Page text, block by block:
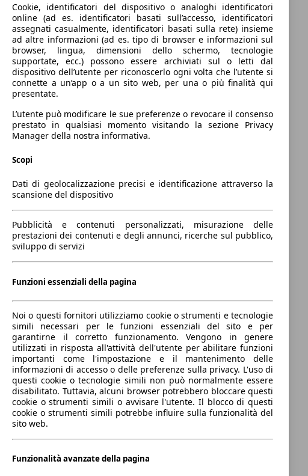
Cookie, identificatori del dispositivo o analoghi identificatori
online (ad es. identificatori basati sull’accesso, identificatori
assegnati casualmente, identificatori basati sulla rete) insieme
ad altre informazioni (ad es. tipo di browser e informazioni sul
browser, lingua, dimensioni dello schermo, tecnologie
supportate, ecc.) possono essere archiviati sul o letti dal
dispositivo dell’utente per riconoscerlo ogni volta che l’utente si
connette a un’app o a un sito web, per una o più finalità qui
presentate.
L’utente può modificare le sue preferenze o revocare il consenso
prestato in qualsiasi momento visitando la sezione Privacy
Manager della nostra informativa.
Scopi
Dati di geolocalizzazione precisi e identificazione attraverso la
scansione del dispositivo
Pubblicità e contenuti personalizzati, misurazione delle
prestazioni dei contenuti e degli annunci, ricerche sul pubblico,
sviluppo di servizi
Funzioni essenziali della pagina
Noi o questi fornitori utilizziamo cookie o strumenti e tecnologie
simili necessari per le funzioni essenziali del sito e per
garantirne il corretto funzionamento. Vengono in genere
utilizzati in risposta all'attività dell'utente per abilitare funzioni
importanti come l'impostazione e il mantenimento delle
informazioni di accesso o delle preferenze sulla privacy. L'uso di
questi cookie o tecnologie simili non può normalmente essere
disabilitato. Tuttavia, alcuni browser potrebbero bloccare questi
cookie o strumenti simili o avvisare l'utente. Il blocco di questi
cookie o strumenti simili potrebbe influire sulla funzionalità del
sito web.
Funzionalità avanzate della pagina